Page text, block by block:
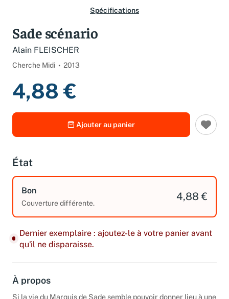
Sade scénario
4,88 €
Ajouter au panier
État
Bon 4,88 €
Dernier exemplaire : ajoutez-le à votre panier avant
qu'il ne disparaisse.
À propos